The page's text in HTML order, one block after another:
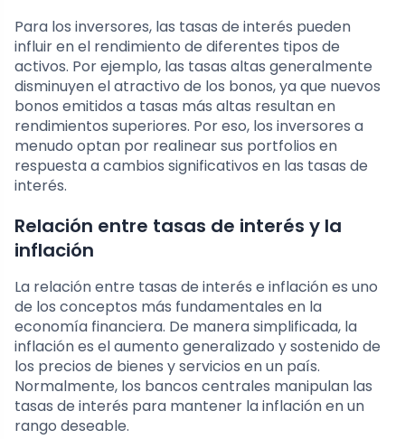
Para los inversores, las tasas de interés pueden
influir en el rendimiento de diferentes tipos de
activos. Por ejemplo, las tasas altas generalmente
disminuyen el atractivo de los bonos, ya que nuevos
bonos emitidos a tasas más altas resultan en
rendimientos superiores. Por eso, los inversores a
menudo optan por realinear sus portfolios en
respuesta a cambios significativos en las tasas de
interés.
Relación entre tasas de interés y la
inflación
La relación entre tasas de interés e inflación es uno
de los conceptos más fundamentales en la
economía financiera. De manera simplificada, la
inflación es el aumento generalizado y sostenido de
los precios de bienes y servicios en un país.
Normalmente, los bancos centrales manipulan las
tasas de interés para mantener la inflación en un
rango deseable.